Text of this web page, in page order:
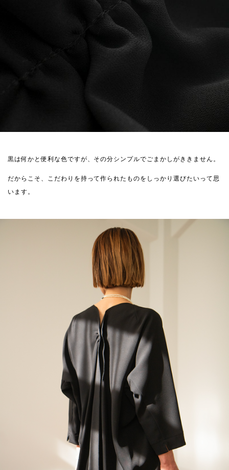
黒は何かと便利な色ですが、その分シンプルでごまかしがききません。
だからこそ、こだわりを持って作られたものをしっかり選びたいって思
います。